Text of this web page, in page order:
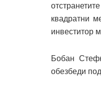
квадратни
инвеститор
Бобан
обезбеди